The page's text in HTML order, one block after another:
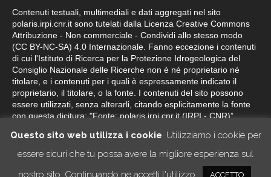
Contenuti testuali, multimediali e dati aggregati nel sito
polaris.irpi.cnr.it sono tutelati dalla Licenza Creative Commons
Attribuzione - Non commerciale - Condividi allo stesso modo
(CC BY-NC-SA) 4.0 Internazionale. Fanno eccezione i contenuti
di cui l'Istituto di Ricerca per la Protezione Idrogeologica del
Consiglio Nazionale delle Ricerche non è né proprietario né
titolare, e i contenuti per i quali è espressamente indicato il
proprietario, il titolare, o la fonte. I contenuti del sito possono
essere utilizzati, senza alterarli, citando esplicitamente la fonte
con questa dicitura: "Fonte: polaris.irpi.cnr.it (IRPI - CNR)”.
Questo sito web utilizza i cookie. Utilizziamo i cookie per
essere sicuri che tu possa avere la migliore esperienza sul
nostro sito. Continuando ne accetti l'utilizzo.
ACCETTO